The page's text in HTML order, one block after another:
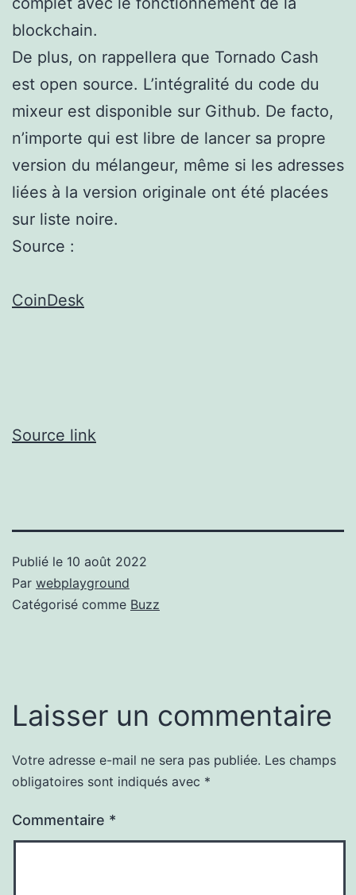
blockchain.
De plus, on rappellera que Tornado Cash
est open source. L’intégralité du code du
mixeur est disponible sur Github. De facto,
n’importe qui est libre de lancer sa propre
version du mélangeur, même si les adresses
liées à la version originale ont été placées
sur liste noire.
Source :
CoinDesk
Source link
Publié le 10 août 2022
Par webplayground
Catégorisé comme Buzz
Laisser un commentaire
Votre adresse e-mail ne sera pas publiée. Les champs
obligatoires sont indiqués avec *
Commentaire *